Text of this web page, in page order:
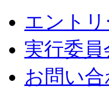
エント
実行委
お問い